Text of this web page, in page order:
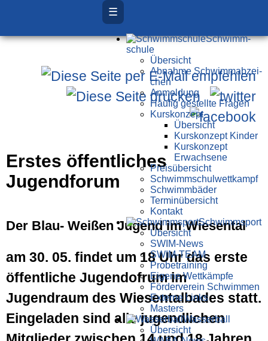
☰
Schwimm­
schule
Übersicht
Ab­nah­me Schwimm­ab­zei­
chen
Anmeldung
Häufig gestellte Fragen
Kurs­konzept
Übersicht
Kurskonzept Kinder
Kurskonzept
Erwachsene
Preis­über­sicht
Schwimm­schul­wett­kampf
Schwimm­bäder
Terminübersicht
Kontakt
Schwimm­sport
Übersicht
SWIM-News
SWIM-TEAM
Probe­training
Eigene Wettkämpfe
Förderverein Schwimmen
Externe Links
Masters
Wasser­ball
Übersicht
Erstes öffentliches
Jugendforum
Der Blau- Weißen Jugend im Wiesental
am 30. 05. findet um 18 Uhr das erste
öffentliche Jugendofrum im
Jugendraum des Wiesentalbades statt.
Eingeladen sind alle jugendlichen